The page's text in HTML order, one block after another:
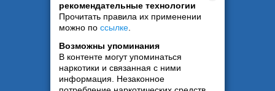
рекомендательные технологии
Прочитать правила их применении
можно по ссылке
Возможны упоминания
В контенте могут упоминаться
наркотики и связанная с ними
информация. Незаконное